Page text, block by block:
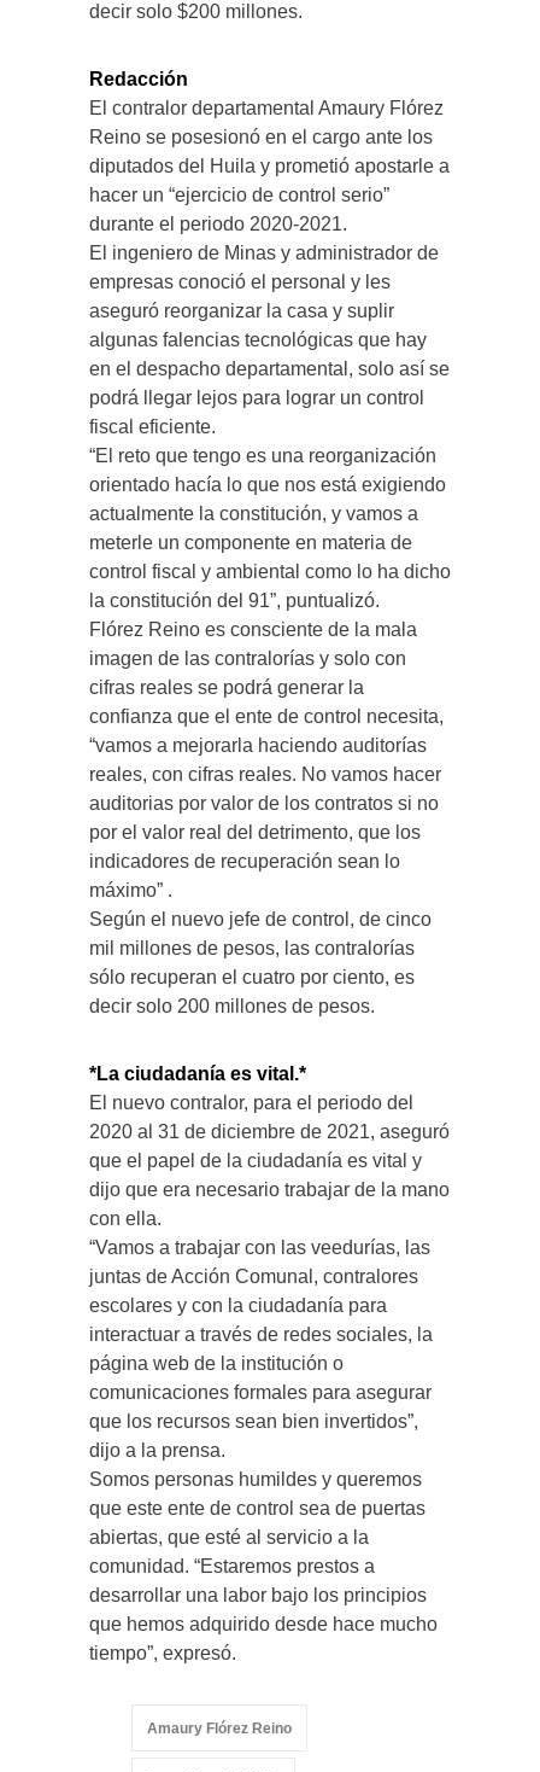
decir solo $200 millones.
Redacción
El contralor departamental Amaury Flórez
Reino se posesionó en el cargo ante los
diputados del Huila y prometió apostarle a
hacer un “ejercicio de control serio”
durante el periodo 2020-2021.
El ingeniero de Minas y administrador de
empresas conoció el personal y les
aseguró reorganizar la casa y suplir
algunas falencias tecnológicas que hay
en el despacho departamental, solo así se
podrá llegar lejos para lograr un control
fiscal eficiente.
“El reto que tengo es una reorganización
orientado hacía lo que nos está exigiendo
actualmente la constitución, y vamos a
meterle un componente en materia de
control fiscal y ambiental como lo ha dicho
la constitución del 91”, puntualizó.
Flórez Reino es consciente de la mala
imagen de las contralorías y solo con
cifras reales se podrá generar la
confianza que el ente de control necesita,
“vamos a mejorarla haciendo auditorías
reales, con cifras reales. No vamos hacer
auditorias por valor de los contratos si no
por el valor real del detrimento, que los
indicadores de recuperación sean lo
máximo” .
Según el nuevo jefe de control, de cinco
mil millones de pesos, las contralorías
sólo recuperan el cuatro por ciento, es
decir solo 200 millones de pesos.
*La ciudadanía es vital.*
El nuevo contralor, para el periodo del
2020 al 31 de diciembre de 2021, aseguró
que el papel de la ciudadanía es vital y
dijo que era necesario trabajar de la mano
con ella.
“Vamos a trabajar con las veedurías, las
juntas de Acción Comunal, contralores
escolares y con la ciudadanía para
interactuar a través de redes sociales, la
página web de la institución o
comunicaciones formales para asegurar
que los recursos sean bien invertidos”,
dijo a la prensa.
Somos personas humildes y queremos
que este ente de control sea de puertas
abiertas, que esté al servicio a la
comunidad. “Estaremos prestos a
desarrollar una labor bajo los principios
que hemos adquirido desde hace mucho
tiempo”, expresó.
Amaury Flórez Reino